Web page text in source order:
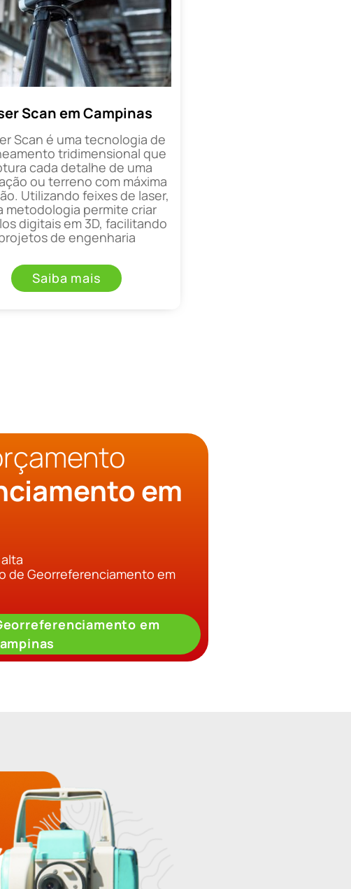
Scan em Campinas
Scan é uma tecnologia de
tridimensional que
cada detalhe de uma
ou terreno com máxima
Utilizando feixes de laser,
metodologia permite criar
digitais em 3D, facilitando
de engenharia
Saiba mais
em
de Georreferenciamento em
em